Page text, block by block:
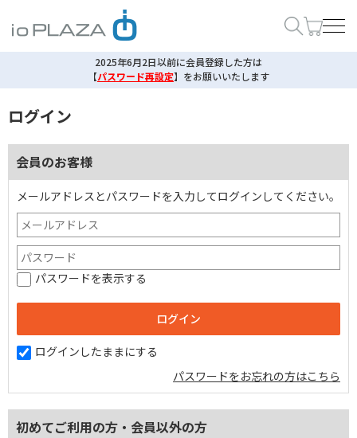
2025年6月2日以前に会員登録した方は
【パスワード再設定】 をお願いいたします
ログイン
会員のお客様
メールアドレスとパスワードを入力してログインしてください。
パスワードを表示する
ログインしたままにする
パスワードをお忘れの方はこちら
初めてご利用の方・会員以外の方